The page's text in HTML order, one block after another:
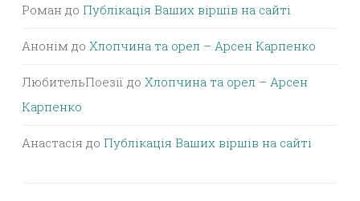
Роман до Публікація Ваших віршів на сайті
Анонім до Хлопчина та орел – Арсен Карпенко
ЛюбительПоезії до Хлопчина та орел – Арсен
Карпенко
Анастасія до Публікація Ваших віршів на сайті